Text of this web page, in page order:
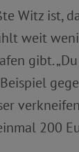
Witz ist,
weit
gibt.
200